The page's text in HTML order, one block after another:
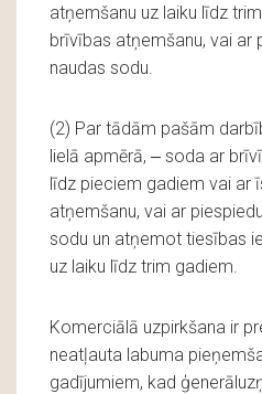
atņemšanu uz laiku līdz
brīvības atņemšanu, vai ar
naudas sodu.
(2) Par tādām pašām
lielā apmērā, ‒ soda ar
līdz pieciem gadiem vai ar
atņemšanu, vai ar
sodu un atņemot tiesības
uz laiku līdz trim gadiem.
Komerciālā uzpirkšana ir
neatļauta labuma
gadījumiem, kad